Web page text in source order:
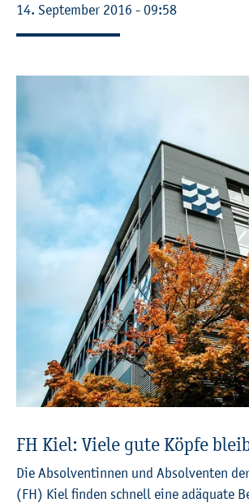
14. Sep­tem­ber 2016 - 09:58
FH Kiel: Viele gute Köpfe
Die Ab­sol­ven­tin­nen und Ab­sol­ven­ten
(FH) Kiel fin­den schnell eine ad­äqua­te